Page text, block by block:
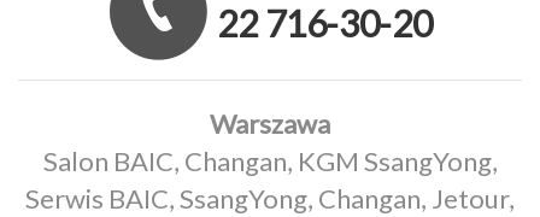
22 716-30-20
Warszawa
Salon BAIC, Changan, KGM SsangYong,
Serwis BAIC, SsangYong, Changan, Jetour,